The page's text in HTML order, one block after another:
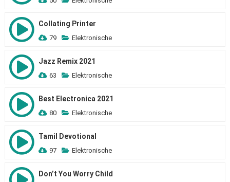
Collating Printer
79 Elektronische
Jazz Remix 2021
63 Elektronische
Best Electronica 2021
80 Elektronische
Tamil Devotional
97 Elektronische
Don’t You Worry Child